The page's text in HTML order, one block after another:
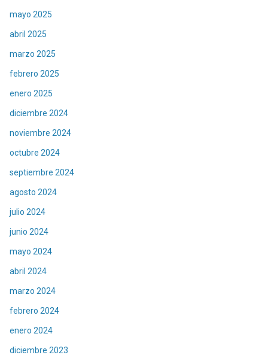
mayo 2025
abril 2025
marzo 2025
febrero 2025
enero 2025
diciembre 2024
noviembre 2024
octubre 2024
septiembre 2024
agosto 2024
julio 2024
junio 2024
mayo 2024
abril 2024
marzo 2024
febrero 2024
enero 2024
diciembre 2023